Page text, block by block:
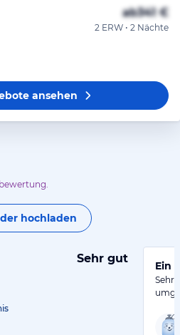
ab341 €
2 ERW • 2 Nächte
ansehen
hochladen
Sehr gut
Ein
Sehr